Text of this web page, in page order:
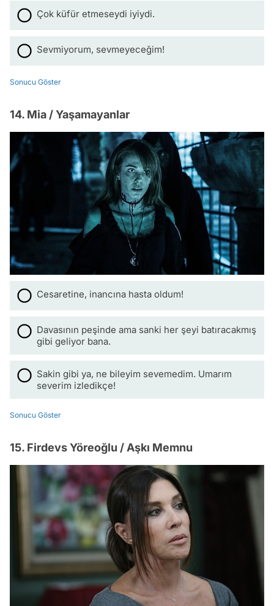
Çok küfür etmeseydi iyiydi.
Sevmiyorum, sevmeyeceğim!
Sonucu Göster
14. Mia / Yaşamayanlar
Cesaretine, inancına hasta oldum!
Davasının peşinde ama sanki her şeyi batıracakmış
gibi geliyor bana.
Sakin gibi ya, ne bileyim sevemedim. Umarım
severim izledikçe!
Sonucu Göster
15. Firdevs Yöreoğlu / Aşkı Memnu